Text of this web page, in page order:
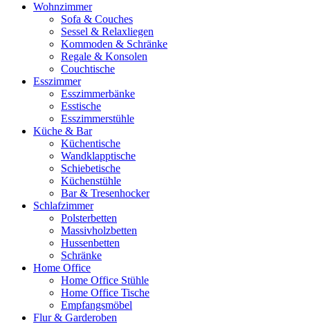
Wohnzimmer
Sofa & Couches
Sessel & Relaxliegen
Kommoden & Schränke
Regale & Konsolen
Couchtische
Esszimmer
Esszimmerbänke
Esstische
Esszimmerstühle
Küche & Bar
Küchentische
Wandklapptische
Schiebetische
Küchenstühle
Bar & Tresenhocker
Schlafzimmer
Polsterbetten
Massivholzbetten
Hussenbetten
Schränke
Home Office
Home Office Stühle
Home Office Tische
Empfangsmöbel
Flur & Garderoben